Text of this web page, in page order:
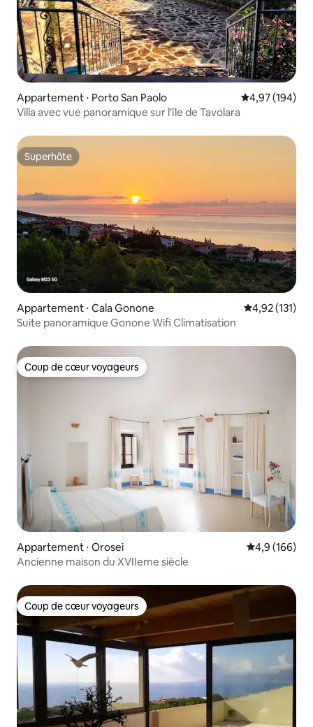
Appartement ⋅ Porto San Paolo Évaluation
4,97 (194)
Villa avec vue panoramique sur l'île de Tavolara
Superhôte
Superhôte
Appartement ⋅ Cala Gonone Évaluation
4,92 (131)
Suite panoramique Gonone Wifi Climatisation
Coup de cœur voyageurs
Coup de cœur voyageurs
Appartement ⋅ Orosei Évaluation
4,9 (166)
Ancienne maison du XVIIeme siècle
Coup de cœur voyageurs
Coup de cœur voyageurs